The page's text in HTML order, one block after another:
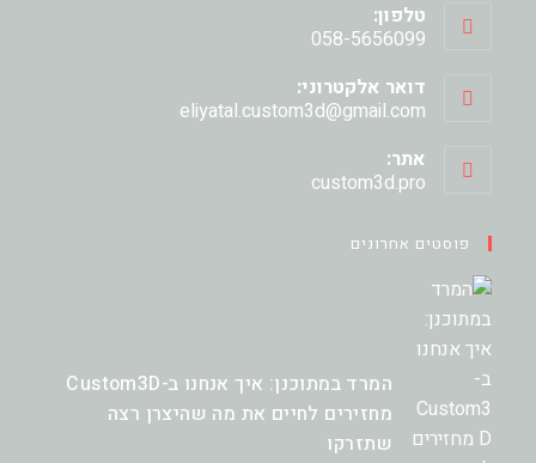
טלפון:
058-5656099
דואר אלקטרוני:
eliyatal.custom3d@gmail.com
אתר:
custom3d.pro
פוסטים אחרונים
המרד במתוכנן: איך אנחנו ב-Custom3D
מחזירים לחיים את מה שהיצרן רצה
שתזרקו